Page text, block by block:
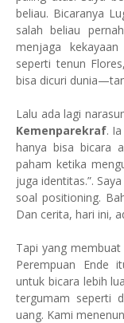
beliau. Bicaranya
salah beliau
menjaga
seperti tenun
bisa dicuri
Lalu ada lagi
Kemenparekraf.
hanya bisa bicara
paham ketika
juga identitas.”.
soal positioning.
Dan cerita, hari ini,
Tapi yang
Perempuan Ende
untuk bicara lebih
tergumam seperti
uang. Kami